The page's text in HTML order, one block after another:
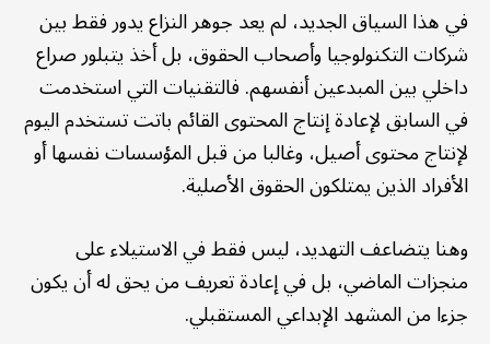
في هذا السياق الجديد، لم يعد جوهر النزاع يدور فقط بين
شركات التكنولوجيا وأصحاب الحقوق، بل أخذ يتبلور صراع
داخلي بين المبدعين أنفسهم. فالتقنيات التي استخدمت
في السابق لإعادة إنتاج المحتوى القائم باتت تستخدم اليوم
لإنتاج محتوى أصيل، وغالبا من قبل المؤسسات نفسها أو
الأفراد الذين يمتلكون الحقوق الأصلية.
وهنا يتضاعف التهديد، ليس فقط في الاستيلاء على
منجزات الماضي، بل في إعادة تعريف من يحق له أن يكون
جزءا من المشهد الإبداعي المستقبلي.